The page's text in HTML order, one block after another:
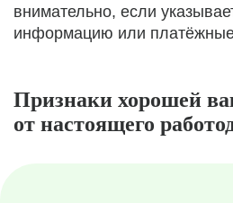
внимательно, если
информацию или
Признаки хорошей
от настоящего